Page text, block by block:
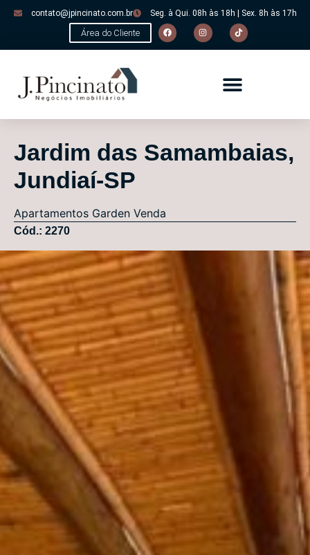
contato@jpincinato.com.br Seg. à Qui. 08h às 18h | Sex. 8h às 17h
Área do Cliente
Jardim das Samambaias,
Jundiaí-SP
Apartamentos Garden Venda
Cód.: 2270